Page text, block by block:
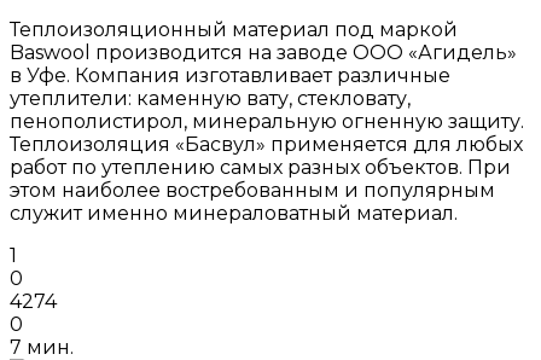
Теплоизоляционный материал под маркой
Baswool производится на заводе ООО «Агидель»
в Уфе. Компания изготавливает различные
утеплители: каменную вату, стекловату,
пенополистирол, минеральную огненную защиту.
Теплоизоляция «Басвул» применяется для любых
работ по утеплению самых разных объектов. При
этом наиболее востребованным и популярным
служит именно минераловатный материал.
1
0
4274
0
7 мин.